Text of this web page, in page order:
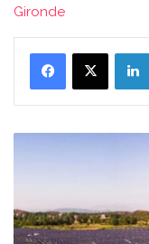
Gironde
solaire
géant